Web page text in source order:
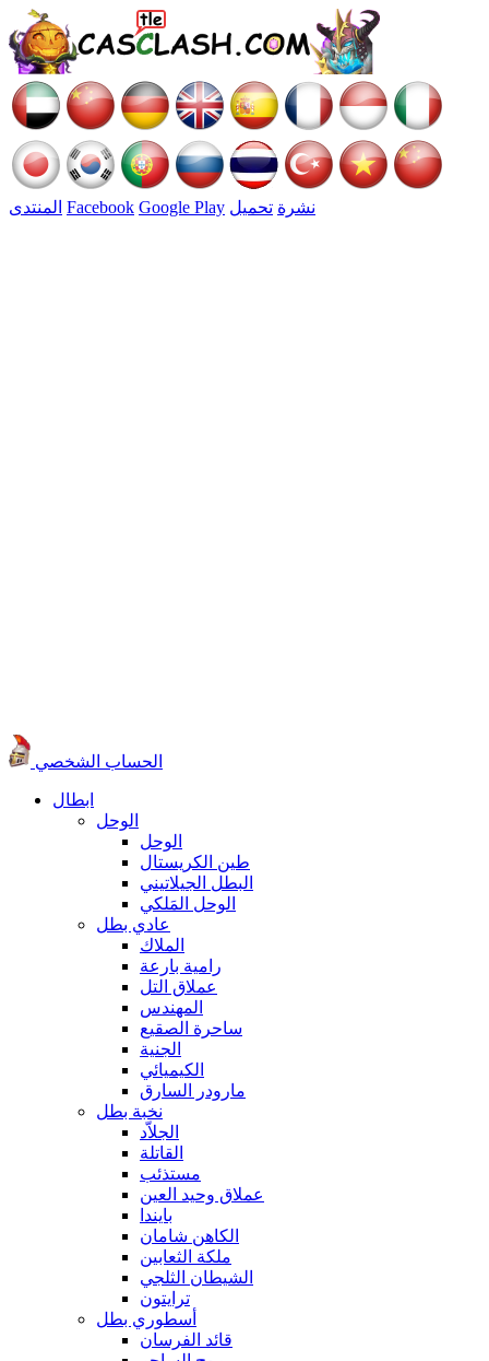
المنتدى Facebook Google Play نشرة تحميل
الحساب الشخصي
ابطال
الوحل
الوحل
طين الكريستال
البطل الجيلاتيني
الوحل المَلكي
عادي بطل
الملاك
رامية بارعة
عملاق التل
المهندس
ساحرة الصقيع
الجنية
الكيميائي
مارودر السارق
نخبة بطل
الجلاّد
القاتلة
مستذئب
عملاق وحيد العين
بايندا
الكاهن شامان
ملكة الثعابين
الشيطان الثلجي
ترايتون
أسطوري بطل
قائد الفرسان